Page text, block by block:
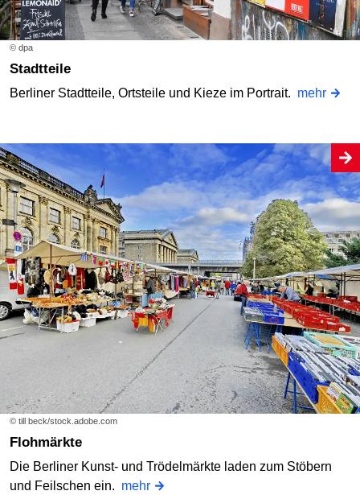
© dpa
Stadtteile
Berliner Stadtteile, Ortsteile und Kieze im Portrait. mehr
© till beck/stock.adobe.com
Flohmärkte
Die Berliner Kunst- und Trödelmärkte laden zum Stöbern
und Feilschen ein. mehr